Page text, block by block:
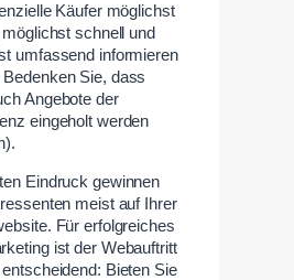
Käufer möglichst
schnell und
umfassend informieren
Bedenken Sie, dass
Angebote der
eingeholt werden
Eindruck gewinnen
meist auf Ihrer
Für erfolgreiches
ist der Webauftritt
Bieten Sie